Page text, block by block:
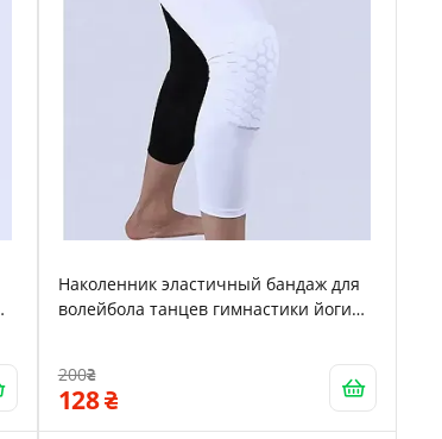
Наколенник эластичный бандаж для
волейбола танцев гимнастики йоги
200
128